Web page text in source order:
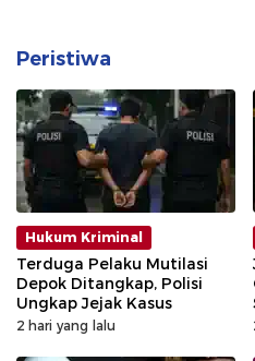
Peristiwa
Hukum Kriminal
Terduga Pelaku Mutilasi
Depok Ditangkap, Polisi
Ungkap Jejak Kasus
2 hari yang lalu